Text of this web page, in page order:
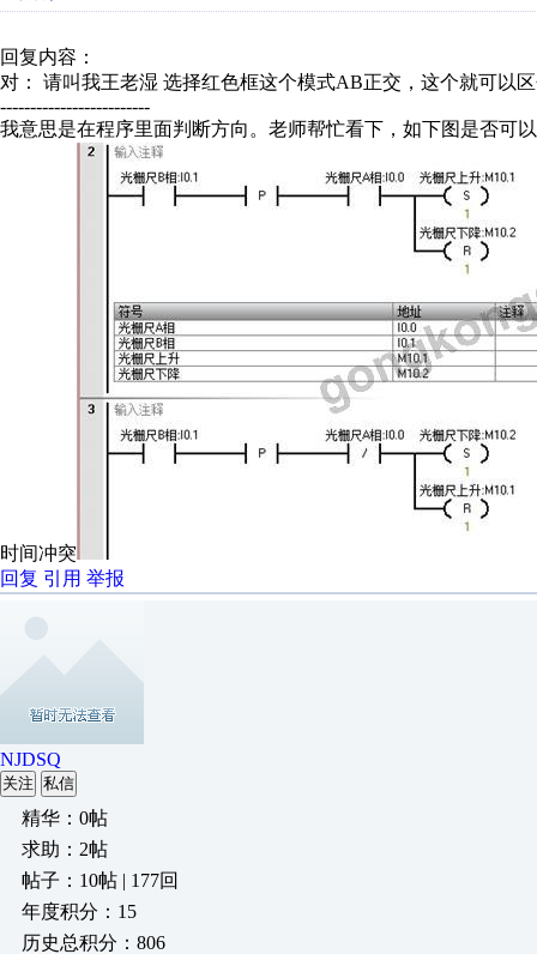
回复内容：
对： 请叫我王老湿 选择红色框这个模式AB正交，这个就可以
-------------------------
我意思是在程序里面判断方向。老师帮忙看下，如下图是否可
时间冲突
回复 引用 举报
NJDSQ
关注 私信
精华：0帖
求助：2帖
帖子：10帖 | 177回
年度积分：15
历史总积分：806